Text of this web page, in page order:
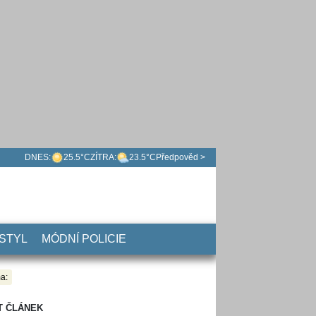
DNES: 25.5°CZÍTRA: 23.5°C Předpověd >
MÓDNÍ POLICIE
ČLÁNEK